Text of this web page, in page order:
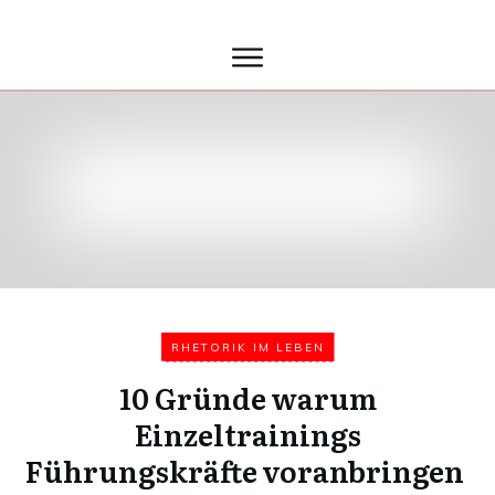
RHETORIK IM LEBEN
10 Gründe warum
Einzeltrainings
Führungskräfte voranbringen